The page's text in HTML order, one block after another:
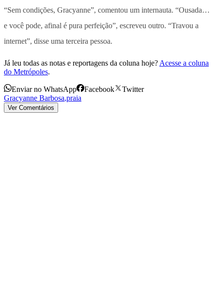
“Sem condições, Gracyanne”, comentou um internauta. “Ousada…
e você pode, afinal é pura perfeição”, escreveu outro. “Travou a
internet”, disse uma terceira pessoa.
Já leu todas as notas e reportagens da coluna hoje? Acesse a coluna
do Metrópoles.
Enviar no WhatsApp Facebook
Twitter
Gracyanne Barbosa,praia
Ver Comentários